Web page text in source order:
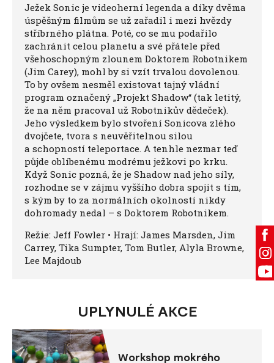
Ježek Sonic je videoherní legenda a díky dvěma
úspěšným filmům se už zařadil i mezi hvězdy
stříbrného plátna. Poté, co se mu podařilo
zachránit celou planetu a své přátele před
všehoschopným zlounem Doktorem Robotnikem
(Jim Carey), mohl by si vzít trvalou dovolenou.
To by ovšem nesměl existovat tajný vládní
program označený „Projekt Shadow“ (tak letitý,
že na něm pracoval už Robotnikův dědeček).
Jeho výsledkem bylo stvoření Sonicova zlého
dvojčete, tvora s neuvěřitelnou silou
a schopností teleportace. A tenhle nezmar teď
půjde oblíbenému modrému ježkovi po krku.
Když Sonic pozná, že je Shadow nad jeho síly,
rozhodne se v zájmu vyššího dobra spojit s tím,
s kým by to za normálních okolností nikdy
dohromady nedal – s Doktorem Robotnikem.
Režie: Jeff Fowler • Hrají: James Marsden, Jim
Carrey, Tika Sumpter, Tom Butler, Alyla Browne,
Lee Majdoub
UPLYNULÉ AKCE
Workshop mokrého